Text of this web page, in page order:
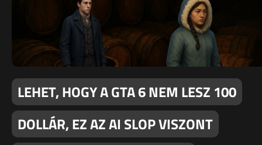
LEHET, HOGY A GTA 6 NEM LESZ 100
DOLLÁR, EZ AZ AI SLOP VISZONT